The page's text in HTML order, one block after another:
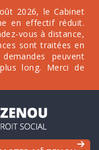
2026, le Cabinet
en effectif réduit.
vous à distance,
sont traitées en
peuvent
long. Merci de